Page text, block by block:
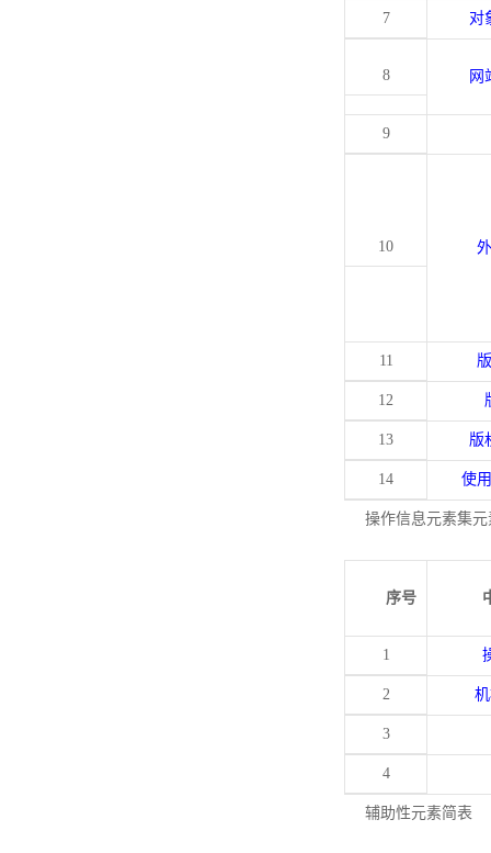
7 对
8 网
9
10
11
12
13 版
14 使
操作信息元素集
序号
1
2
3
4
辅助性元素简表